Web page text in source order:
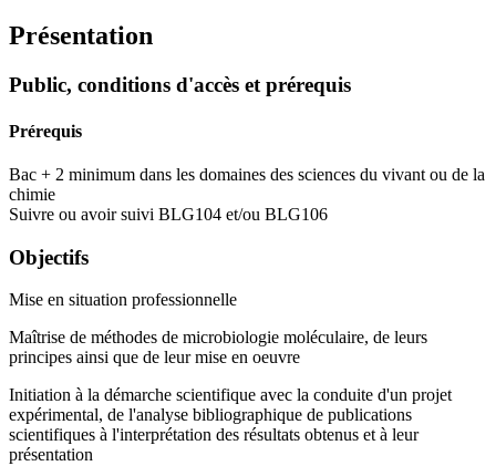
Présentation
Public, conditions d'accès et prérequis
Prérequis
Bac + 2 minimum dans les domaines des sciences du vivant ou de la
chimie
Suivre ou avoir suivi BLG104 et/ou BLG106
Objectifs
Mise en situation professionnelle
Maîtrise de méthodes de microbiologie moléculaire, de leurs
principes ainsi que de leur mise en oeuvre
Initiation à la démarche scientifique avec la conduite d'un projet
expérimental, de l'analyse bibliographique de publications
scientifiques à l'interprétation des résultats obtenus et à leur
présentation